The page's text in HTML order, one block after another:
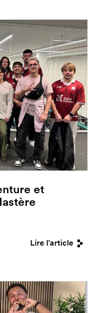
et
Lire l'article